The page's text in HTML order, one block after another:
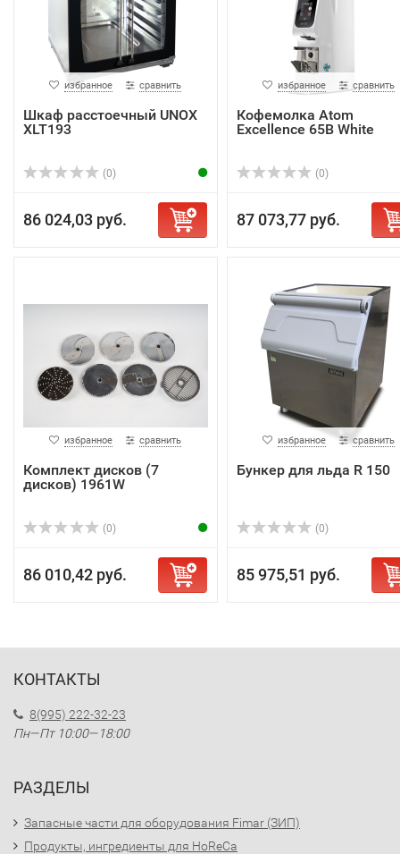
избранное сравнить
Шкаф расстоечный UNOX
XLT193
(0)
86 024,03 руб.
избранное сравнить
Кофемолка Atom
Excellence 65B White
(0)
87 073,77 руб.
избранное сравнить
Комплект дисков (7
дисков) 1961W
(0)
86 010,42 руб.
избранное сравнить
Бункер для льда R 150
(0)
85 975,51 руб.
КОНТАКТЫ
8(995) 222-32-23
Пн—Пт 10:00—18:00
РАЗДЕЛЫ
Запасные части для оборудования Fimar (ЗИП)
Продукты, ингредиенты для HoReCa